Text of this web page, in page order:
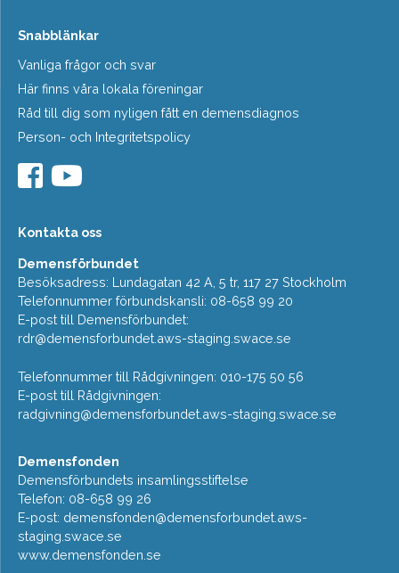
Snabblänkar
Vanliga frågor och svar
Här finns våra lokala föreningar
Råd till dig som nyligen fått en demensdiagnos
Person- och Integritetspolicy
Kontakta oss
Demensförbundet
Besöksadress: Lundagatan 42 A, 5 tr, 117 27 Stockholm
Telefonnummer förbundskansli: 08-658 99 20
E-post till Demensförbundet:
rdr@demensforbundet.aws-staging.swace.se
Telefonnummer till Rådgivningen: 010-175 50 56
E-post till Rådgivningen:
radgivning@demensforbundet.aws-staging.swace.se
Demensfonden
Demensförbundets insamlingsstiftelse
Telefon: 08-658 99 26
E-post: demensfonden@demensforbundet.aws-
staging.swace.se
www.demensfonden.se